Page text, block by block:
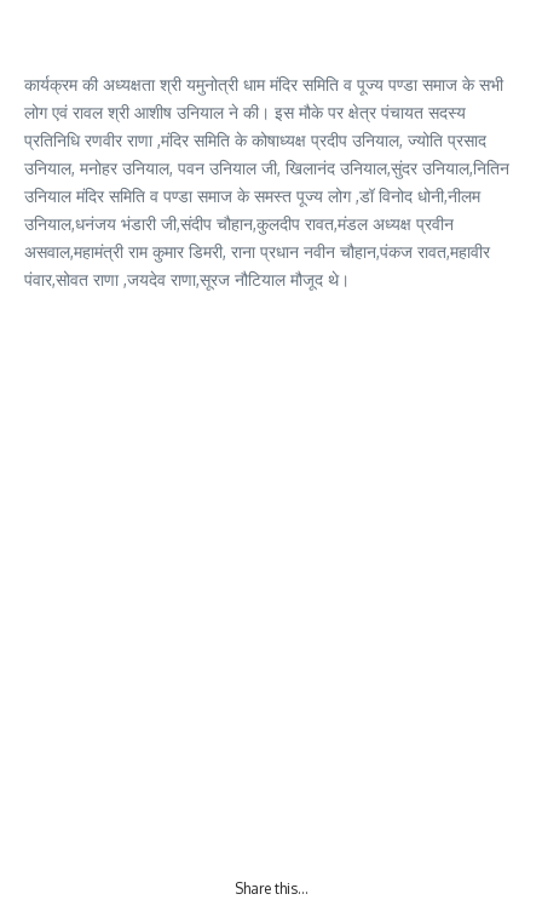
कार्यक्रम की अध्यक्षता श्री यमुनोत्री धाम मंदिर समिति व पूज्य पण्डा समाज के सभी
लोग एवं रावल श्री आशीष उनियाल ने की। इस मौके पर क्षेत्र पंचायत सदस्य
प्रतिनिधि रणवीर राणा ,मंदिर समिति के कोषाध्यक्ष प्रदीप उनियाल, ज्योति प्रसाद
उनियाल, मनोहर उनियाल, पवन उनियाल जी, खिलानंद उनियाल,सुंदर उनियाल,नितिन
उनियाल मंदिर समिति व पण्डा समाज के समस्त पूज्य लोग ,डॉ विनोद धोनी,नीलम
उनियाल,धनंजय भंडारी जी,संदीप चौहान,कुलदीप रावत,मंडल अध्यक्ष प्रवीन
असवाल,महामंत्री राम कुमार डिमरी, राना प्रधान नवीन चौहान,पंकज रावत,महावीर
पंवार,सोवत राणा ,जयदेव राणा,सूरज नौटियाल मौजूद थे।
Share this…